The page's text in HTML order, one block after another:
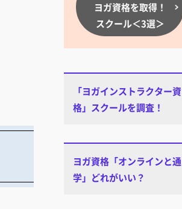
ヨガ資格を取得！
スクール＜3選＞
「ヨガインストラクター資
格」スクールを調査！
ヨガ資格「オンラインと通
学」どれがいい？